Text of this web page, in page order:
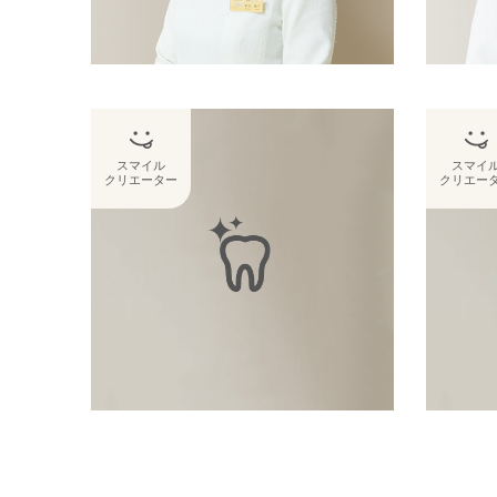
スマイル
クリエーター
スマイ
クリエー